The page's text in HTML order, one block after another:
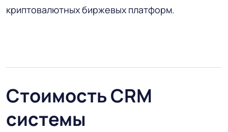
криптовалютных биржевых платформ.
Стоимость CRM
системы